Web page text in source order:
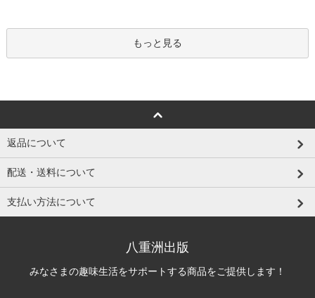
もっと見る
返品について
配送・送料について
支払い方法について
八重洲出版
みなさまの趣味生活をサポートする商品をご提供します！